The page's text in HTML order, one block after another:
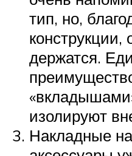
тип, но,
держатся.
изолируют
Накладные